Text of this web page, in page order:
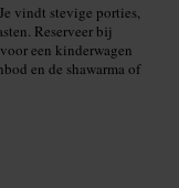
vindt stevige porties,
Reserveer bij
een kinderwagen
en de shawarma of